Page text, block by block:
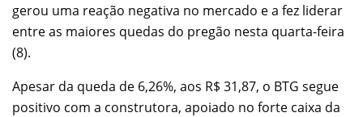
gerou uma reação negativa no mercado e a fez liderar
entre as maiores quedas do pregão nesta quarta-feira
(8).
Apesar da queda de 6,26%, aos R$ 31,87, o BTG segue
positivo com a construtora, apoiado no forte caixa da